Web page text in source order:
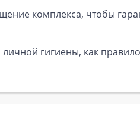
комплекса, чтобы
гигиены, как